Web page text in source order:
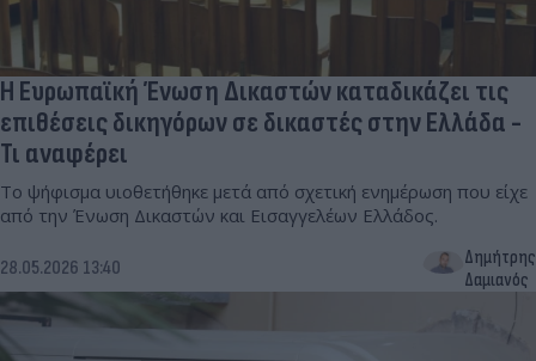
Η Ευρωπαϊκή Ένωση Δικαστών καταδικάζει τις
επιθέσεις δικηγόρων σε δικαστές στην Ελλάδα -
Τι αναφέρει
Το ψήφισμα υιοθετήθηκε μετά από σχετική ενημέρωση που είχε
από την Ένωση Δικαστών και Εισαγγελέων Ελλάδος.
28.05.2026 13:40
Δημήτρης
Δαμιανός